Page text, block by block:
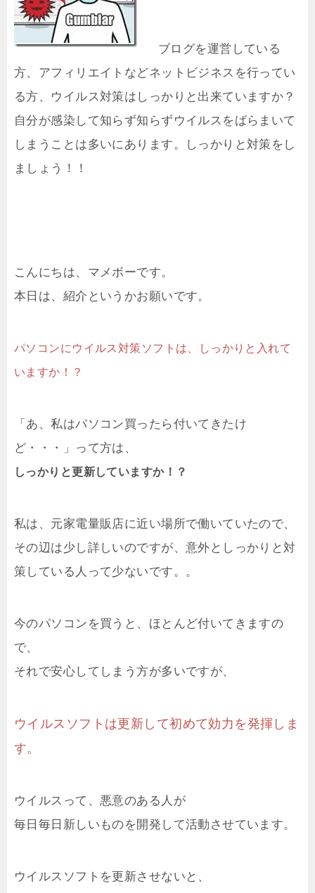
ブログを運営している
方、アフィリエイトなどネットビジネスを行ってい
る方、ウイルス対策はしっかりと出来ていますか？
自分が感染して知らず知らずウイルスをばらまいて
しまうことは多いにあります。しっかりと対策をし
ましょう！！
こんにちは、マメボーです。
本日は、紹介というかお願いです。
パソコンにウイルス対策ソフトは、しっかりと入れて
いますか！？
「あ、私はパソコン買ったら付いてきたけ
ど・・・」って方は、
しっかりと更新していますか！？
私は、元家電量販店に近い場所で働いていたので、
その辺は少し詳しいのですが、意外としっかりと対
策している人って少ないです。。
今のパソコンを買うと、ほとんど付いてきますの
で、
それで安心してしまう方が多いですが、
ウイルスソフトは更新して初めて効力を発揮しま
す。
ウイルスって、悪意のある人が
毎日毎日新しいものを開発して活動させています。
ウイルスソフトを更新させないと、